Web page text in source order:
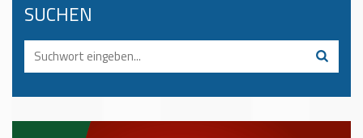
SUCHEN